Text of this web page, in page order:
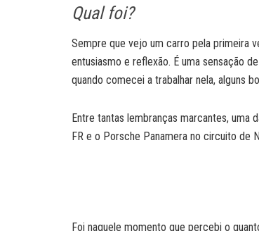
Qual foi?
Sempre que vejo um carro pela primeira
entusiasmo e reflexão. É uma sensação
quando comecei a trabalhar nela, alguns
Entre tantas lembranças marcantes, uma
FR e o Porsche Panamera no circuito de
Foi naquele momento que percebi o